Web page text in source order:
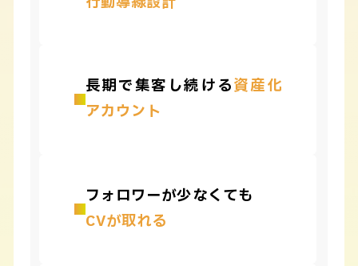
長期で集客し続ける資産化
アカウント
フォロワーが少なくても
CVが取れる